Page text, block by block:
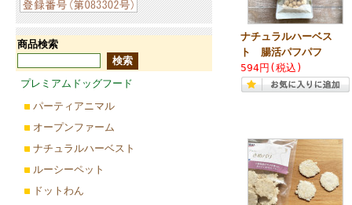
商品検索
プレミアムドッグフード
パーティアニマル
オープンファーム
ナチュラルハーベスト
ルーシーペット
ドットわん
ナチュラルハーベス
ト 腸活パフパフ
594円(税込)